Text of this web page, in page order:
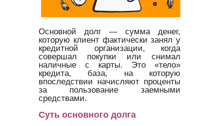
Основной долг — сумма денег,
которую клиент фактически занял у
кредитной организации, когда
совершал покупки или снимал
наличные с карты. Это «тело»
кредита, база, на которую
впоследствии начисляют проценты
за пользование заемными
средствами.
Суть основного долга